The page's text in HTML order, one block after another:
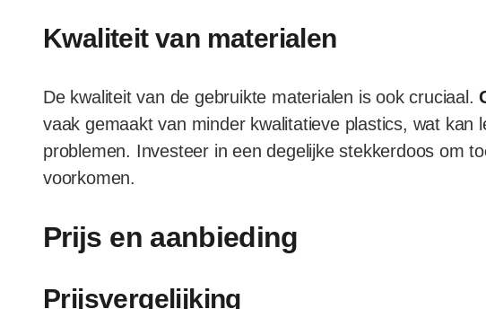
Kwaliteit van materialen
De kwaliteit van de gebruikte materialen is ook cruciaal.
vaak gemaakt van minder kwalitatieve plastics, wat kan
problemen. Investeer in een degelijke stekkerdoos om
voorkomen.
Prijs en aanbieding
Prijsvergelijking